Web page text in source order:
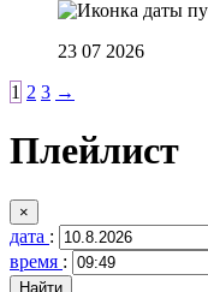
23 07 2026
1 2 3 →
Плейлист
×
дата :
время :